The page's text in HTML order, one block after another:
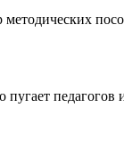
педагогов